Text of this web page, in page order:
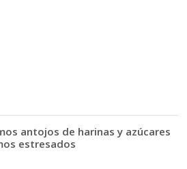
antojos de harinas y azúcares
estresados